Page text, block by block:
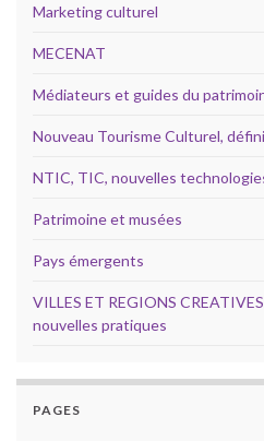
Marketing culturel
MECENAT
Médiateurs et guides du
Nouveau Tourisme Culturel,
NTIC, TIC, nouvelles
Patrimoine et musées
Pays émergents
VILLES ET REGIONS
nouvelles pratiques
PAGES